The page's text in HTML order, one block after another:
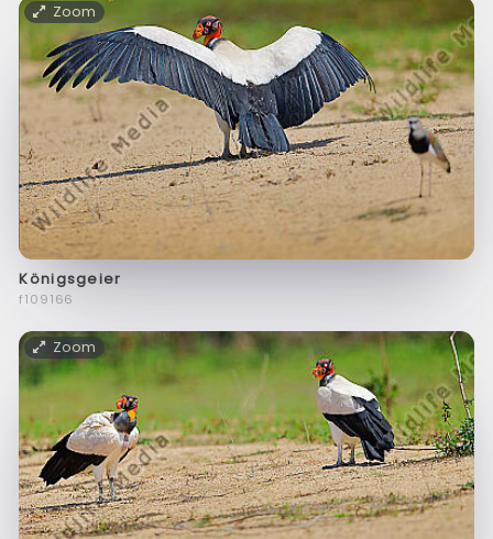
Zoom
Königsgeier
f109166
Zoom